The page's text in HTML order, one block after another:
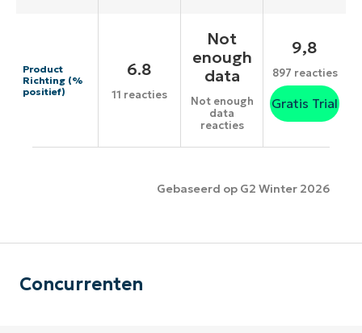
Product
Richting (%
positief)
6.8
11 reacties
Not
enough
data
Not enough
data
reacties
9,8
897 reacties
Gratis Trial
Gebaseerd op G2 Winter 2026
Concurrenten